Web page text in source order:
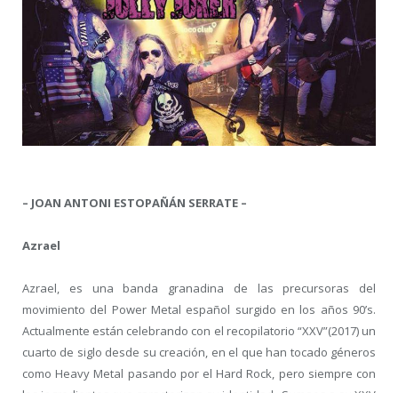
– JOAN ANTONI ESTOPAÑÁN SERRATE –
Azrael
Azrael, es una banda granadina de las precursoras del
movimiento del Power Metal español surgido en los años 90’s.
Actualmente están celebrando con el recopilatorio “XXV”(2017) un
cuarto de siglo desde su creación, en el que han tocado géneros
como Heavy Metal pasando por el Hard Rock, pero siempre con